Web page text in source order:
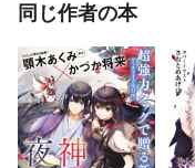
同じ作者の本